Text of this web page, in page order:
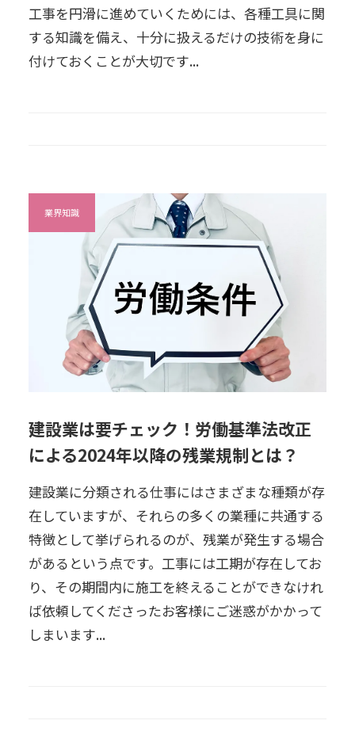
工事を円滑に進めていくためには、各種工具に関
する知識を備え、十分に扱えるだけの技術を身に
付けておくことが大切です...
業界知識
建設業は要チェック！労働基準法改正
による2024年以降の残業規制とは？
建設業に分類される仕事にはさまざまな種類が存
在していますが、それらの多くの業種に共通する
特徴として挙げられるのが、残業が発生する場合
があるという点です。工事には工期が存在してお
り、その期間内に施工を終えることができなけれ
ば依頼してくださったお客様にご迷惑がかかって
しまいます...